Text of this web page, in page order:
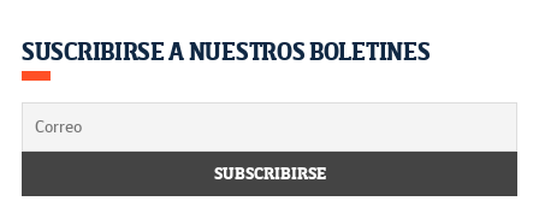
SUSCRIBIRSE A NUESTROS BOLETINES